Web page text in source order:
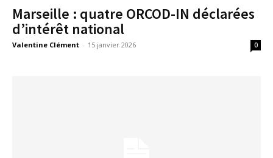
Marseille : quatre ORCOD-IN déclarées
d’intérêt national
Valentine Clément - 15 janvier 2026 0